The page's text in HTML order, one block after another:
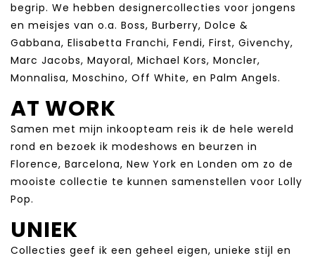
begrip. We hebben designercollecties voor jongens
en meisjes van o.a. Boss, Burberry, Dolce &
Gabbana, Elisabetta Franchi, Fendi, First, Givenchy,
Marc Jacobs, Mayoral, Michael Kors, Moncler,
Monnalisa, Moschino, Off White, en Palm Angels.
AT WORK
Samen met mijn inkoopteam reis ik de hele wereld
rond en bezoek ik modeshows en beurzen in
Florence, Barcelona, New York en Londen om zo de
mooiste collectie te kunnen samenstellen voor Lolly
Pop.
UNIEK
Collecties geef ik een geheel eigen, unieke stijl en